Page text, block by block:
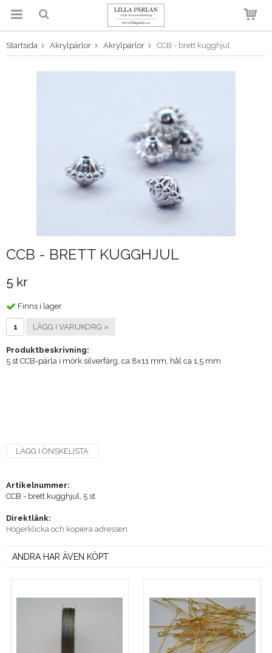
Produkten har blivit tillagd i
varukorgen
Startsida Akrylpärlor Akrylpärlor CCB - brett kugghjul
CCB - BRETT KUGGHJUL
5 kr
Finns i lager
LÄGG I VARUKORG »
Produktbeskrivning:
5 st CCB-pärla i mörk silverfärg, ca 8x11 mm, hål ca 1,5 mm
LÄGG I ÖNSKELISTA
Artikelnummer:
CCB - brett kugghjul, 5 st
Direktlänk:
Högerklicka och kopiera adressen
ANDRA HAR ÄVEN KÖPT